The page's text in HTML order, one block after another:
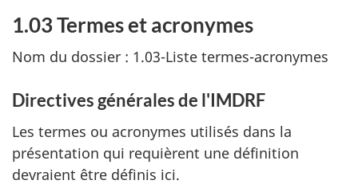
1.03 Termes et acronymes
Nom du dossier : 1.03-Liste termes-acronymes
Directives générales de l'IMDRF
Les termes ou acronymes utilisés dans la
présentation qui requièrent une définition
devraient être définis ici.